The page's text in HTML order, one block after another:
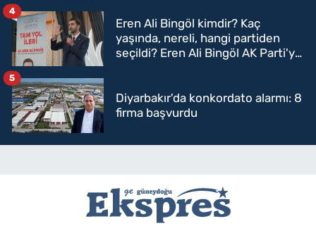
Eren Ali Bingöl kimdir? Kaç
yaşında, nereli, hangi partiden
seçildi? Eren Ali Bingöl AK Parti'ye
4
Diyarbakır'da konkordato alarmı: 8
firma başvurdu
5